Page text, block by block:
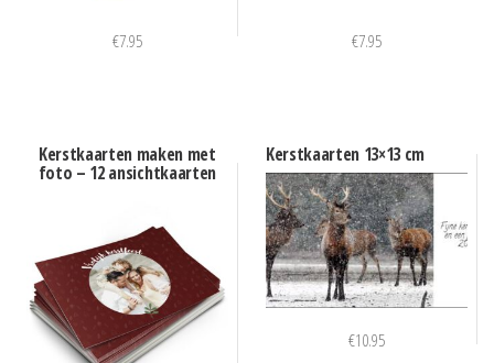
€7.95 €7.95
Kerstkaarten maken met
foto – 12 ansichtkaarten
Kerstkaarten 13×13 cm
€10.95